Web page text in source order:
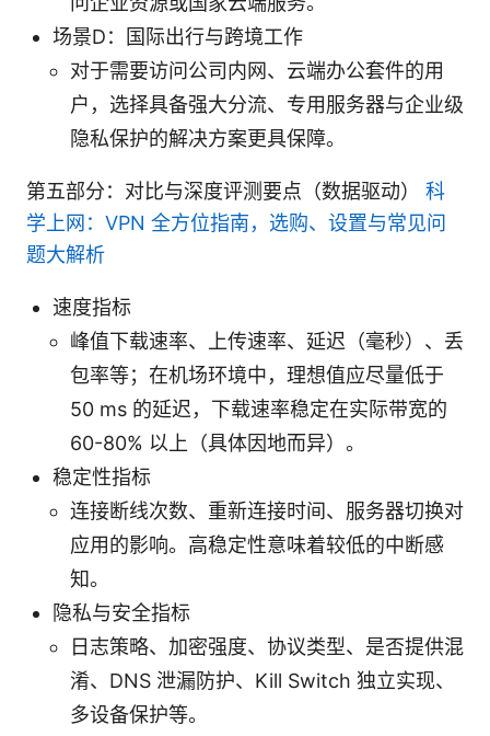
场景D：国际出行与跨境工作
对于需要访问公司内网、云端办公套件的用
户，选择具备强大分流、专用服务器与企业级
隐私保护的解决方案更具保障。
第五部分：对比与深度评测要点（数据驱动） 科
学上网：VPN 全方位指南，选购、设置与常见问
题大解析
速度指标
峰值下载速率、上传速率、延迟（毫秒）、丢
包率等；在机场环境中，理想值应尽量低于
50 ms 的延迟，下载速率稳定在实际带宽的
60-80% 以上（具体因地而异）。
稳定性指标
连接断线次数、重新连接时间、服务器切换对
应用的影响。高稳定性意味着较低的中断感
知。
隐私与安全指标
日志策略、加密强度、协议类型、是否提供混
淆、DNS 泄漏防护、Kill Switch 独立实现、
多设备保护等。